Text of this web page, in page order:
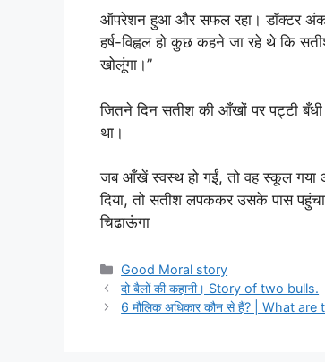
ऑपरेशन हुआ और सफल रहा। डॉक्टर अंकल
हर्ष-विह्वल हो कुछ कहने जा रहे थे कि
खोलूंगा।”
जितने दिन सतीश की आँखों पर पट्टी बँधी
था।
जब आँखें स्वस्थ हो गईं, तो वह स्कूल गया
दिया, तो सतीश लपककर उसके पास
चिढाऊंगा
Categories
Good Moral story
दो बैलों की कहानी। Story of two bulls.
6 मौलिक अधिकार कौन से हैं? | What